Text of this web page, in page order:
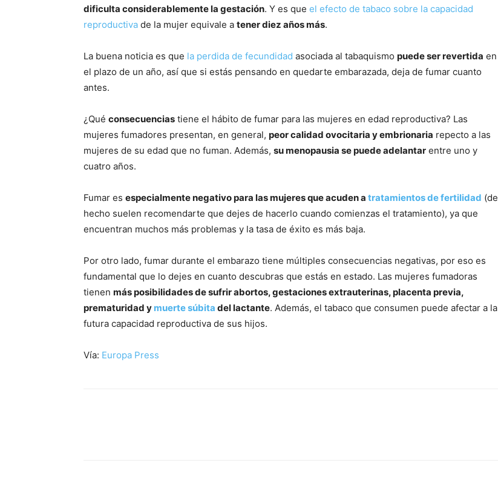
dificulta considerablemente la gestación. Y es que el efecto de tabaco sobre la capacidad
reproductiva de la mujer equivale a tener diez años más.
La buena noticia es que la perdida de fecundidad asociada al tabaquismo puede ser revertida en
el plazo de un año, así que si estás pensando en quedarte embarazada, deja de fumar cuanto
antes.
¿Qué consecuencias tiene el hábito de fumar para las mujeres en edad reproductiva? Las
mujeres fumadores presentan, en general, peor calidad ovocitaria y embrionaria repecto a las
mujeres de su edad que no fuman. Además, su menopausia se puede adelantar entre uno y
cuatro años.
Fumar es especialmente negativo para las mujeres que acuden a tratamientos de fertilidad (de
hecho suelen recomendarte que dejes de hacerlo cuando comienzas el tratamiento), ya que
encuentran muchos más problemas y la tasa de éxito es más baja.
Por otro lado, fumar durante el embarazo tiene múltiples consecuencias negativas, por eso es
fundamental que lo dejes en cuanto descubras que estás en estado. Las mujeres fumadoras
tienen más posibilidades de sufrir abortos, gestaciones extrauterinas, placenta previa,
prematuridad y muerte súbita del lactante. Además, el tabaco que consumen puede afectar a la
futura capacidad reproductiva de sus hijos.
Vía: Europa Press